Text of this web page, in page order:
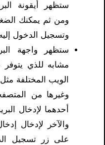
ستظهر أيقونة
ومن ثم يمكنك
وتسجيل الدخول
ستظهر واجهة
مشابه للذي
وغيرها من
أحدهما لإدخال
والآخر لإدخال
على زر تسجيل